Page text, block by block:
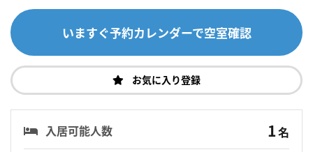
いますぐ予約カレンダーで空室確認
お気に入り登録
入居可能人数 1名